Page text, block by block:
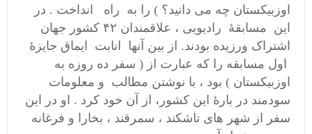
اوزبیکستان چه می دانید؟ ) را به راه انداخت . در
این مسابقهٔ رادیویی ، علاقمندان ۴۲ کشور جهان
اشتراک ورزیده بودند. از بین آنها انابت ایماق جایزهٔ
اول مسابقه را که عبارت از ( سفر ده روزه به
اوزبیکستان ) بود ، با نوشتن مطالب و معلومات
سودمند در بارهٔ این کشور، از آن خود کرد . او در این
سفر از شهر های تاشکند ، سمرقند ، بخارا و فرغانه